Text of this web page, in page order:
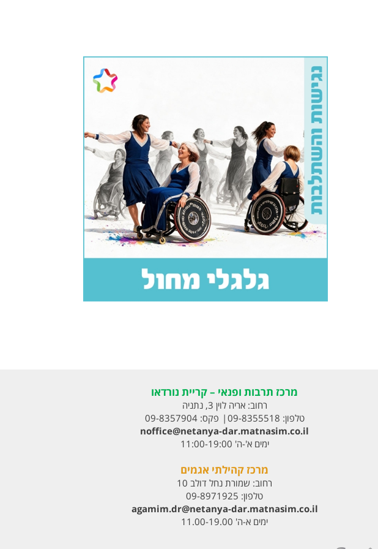
מרכז תרבות ופנאי – קריית נורדאו
רחוב:אריה לוין 3, נתניה
טלפון: 09-8355518 פקס:09-8357904
noffice@netanya-dar.matnasim.co.il
ימים א'-ה' 11:00-19:00
מרכז קהילתי אגמים
רחוב: שמורת נחל דולב 10
טלפון: 09-8971925
agamim.dr@netanya-dar.matnasim.co.il‏
ימים א-ה' 11.00-19.00